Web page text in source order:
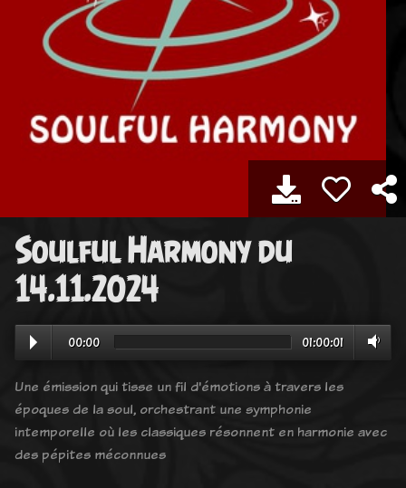
Soulful Harmony du
14.11.2024
00:00 01:00:01
Une émission qui tisse un fil d'émotions à travers les
époques de la soul, orchestrant une symphonie
intemporelle où les classiques résonnent en harmonie avec
des pépites méconnues